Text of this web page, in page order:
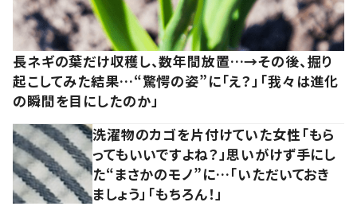
長ネギの葉だけ収穫し、数年間放置…→その後、掘り
起こしてみた結果…“驚愕の姿”に「え？」「我々は進化
の瞬間を目にしたのか」
洗濯物のカゴを片付けていた女性「もら
ってもいいですよね？」思いがけず手にし
た“まさかのモノ”に…「いただいておき
ましょう」「もちろん！」